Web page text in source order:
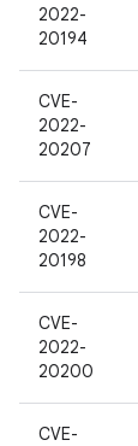
2022-
20194
CVE-
2022-
20207
CVE-
2022-
20198
CVE-
2022-
20200
CVE-